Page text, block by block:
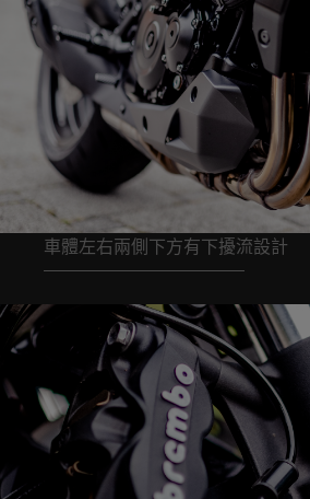
車體左右兩側下方有下擾流設計